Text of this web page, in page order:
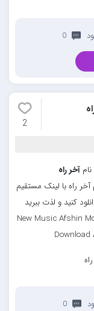
0
2
نامآخر راه
راه با لینک مستقیم
کنید و لذت ببرید
New Music Afshin
0